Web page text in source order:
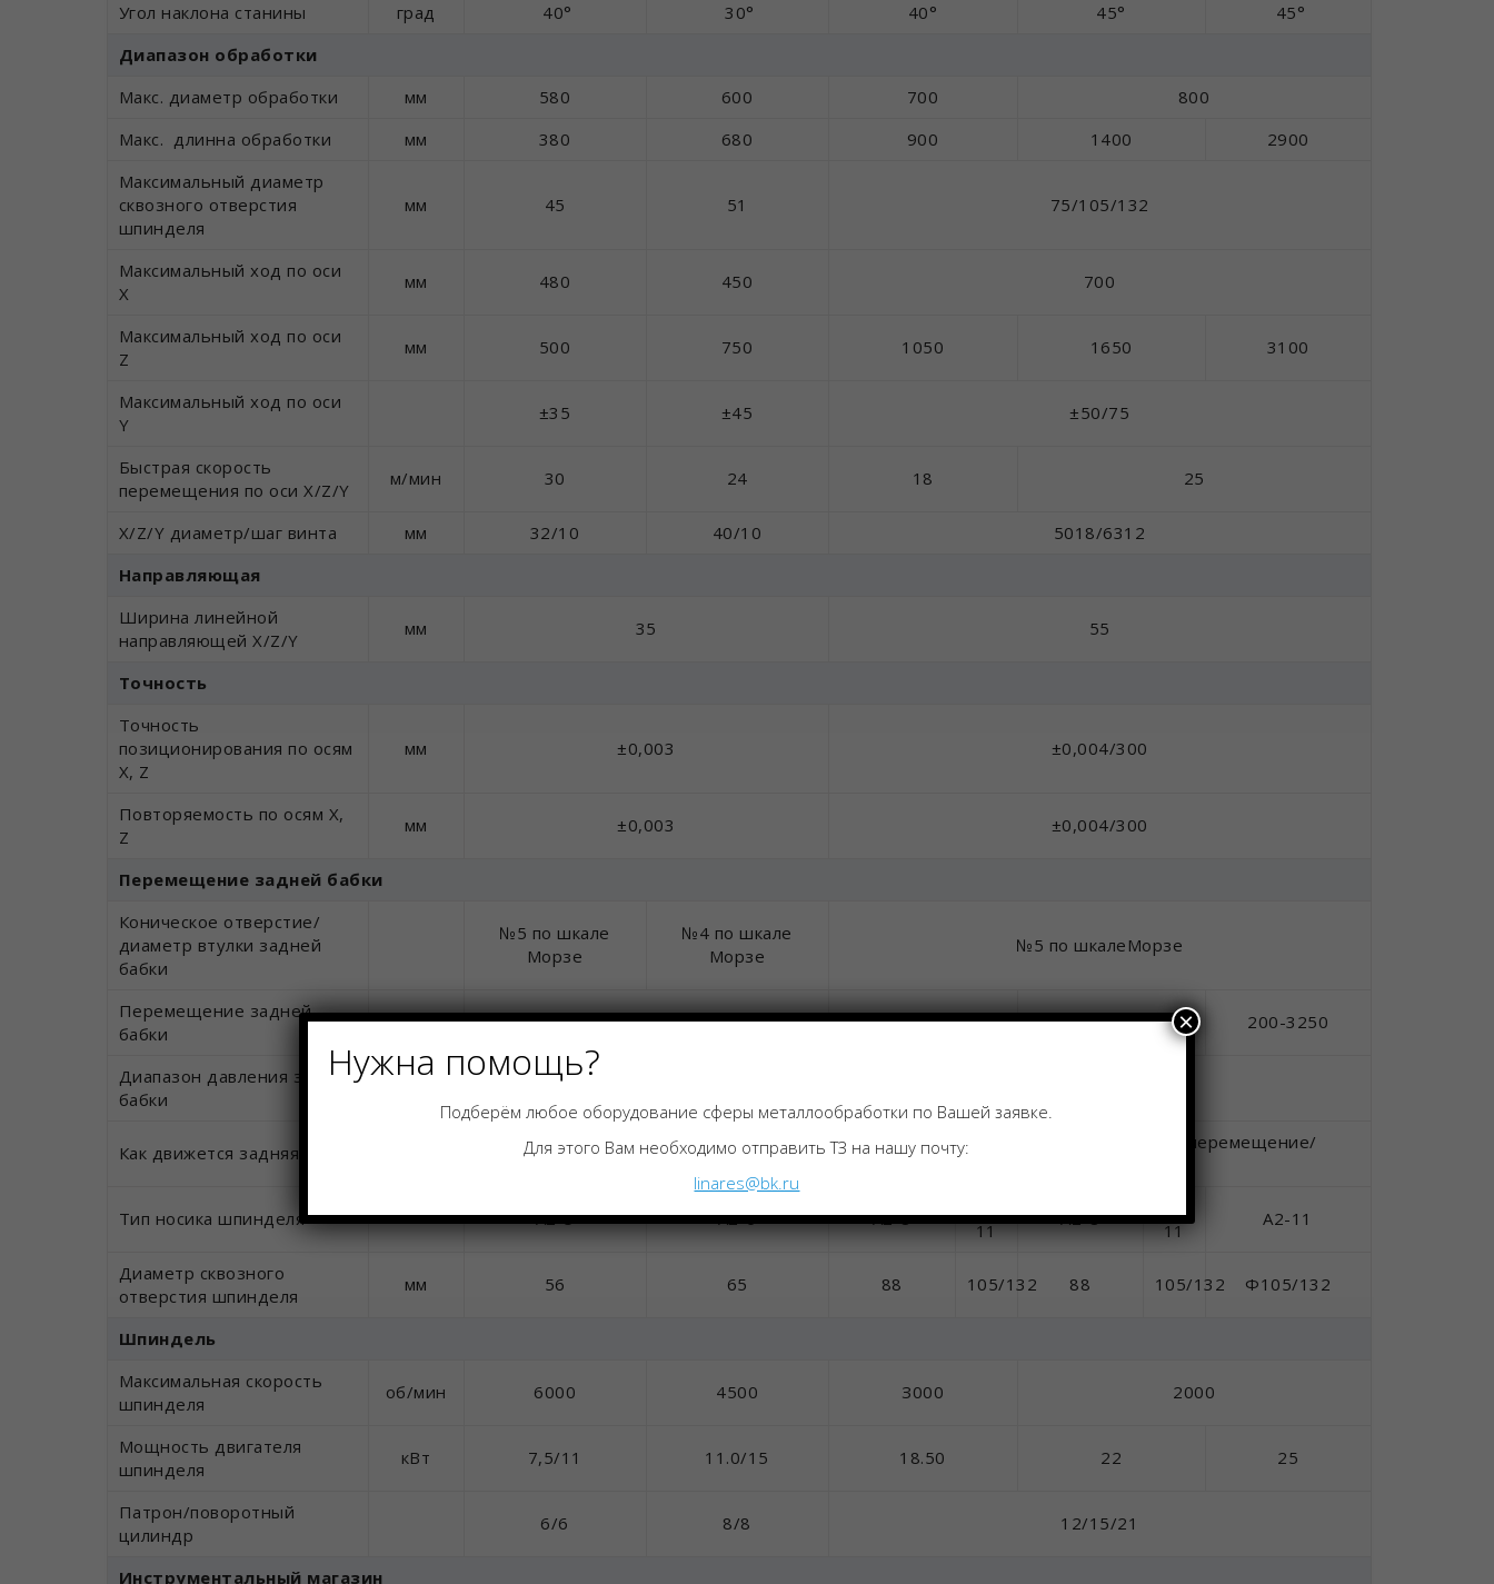
Угол наклона станины град 40° 30° 40° 45°
45°
Диапазон обработки
Макс. диаметр обработки
мм 580 600 700
800
Макс. длинна обработки
мм 380 680 900 1400
2900
Максимальный диаметр
сквозного отверстия
шпинделя
мм 45 51 75/105/132
Максимальный ход по оси
X
мм 480 450 700
Максимальный ход по оси
Z
мм 500 750 1050 1650 3100
Максимальный ход по оси
Y
±35 ±45 ±50/75
Быстрая скорость
перемещения по оси X/Z/Y
м/мин 30 24 18 25
X/Z/Y диаметр/шаг винта мм 32/10 40/10
5018/6312
Направляющая
Ширина линейной
направляющей X/Z/Y
мм 35 55
Точность
Точность
позиционирования по осям
X, Z
мм ±0,003 ±0,004/300
Повторяемость по осям X,
Z
мм ±0,003 ±0,004/300
Перемещение задней бабки
Коническое отверстие/
диаметр втулки задней
бабки
№5 по шкале
Морзе
№4 по шкале
Морзе
№5 по шкалеМорзе
Перемещение задней
бабки
мм 50-500 200-1250 200-1750 200-3250
Диапазон давления задней
бабки
5~25
Как движется задняя бабка
Программируемое гидравлическое
Программируемое гидравлическое перемещение/
Тип носика шпинделя А2-5 А2-6 А2-8
11
А2-8
11
А2-11
Диаметр сквозного
отверстия шпинделя
мм 56 65 88 105/132 88 105/132 Ф105/132
Шпиндель
Максимальная скорость
шпинделя
об/мин 6000 4500 З000 2000
Мощность двигателя
шпинделя
кВт 7,5/11 11.0/15 18.50 22 25
Патрон/поворотный
цилиндр
6/6 8/8 12/15/21
Инструментальный магазин
Нужна помощь?
Подберём любое оборудование сферы металлообработки по Вашей заявке.
Для этого Вам необходимо отправить ТЗ на нашу почту:
linares@bk.ru
×